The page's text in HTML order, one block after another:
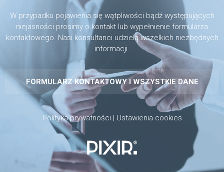
W przypadku pojawienia się wątpliwości bądź występujących
niejasności prosimy o kontakt lub wypełnienie formularza
kontaktowego. Nasi konsultanci udzielą wszelkich niezbędnych
informacji.
FORMULARZ KONTAKTOWY I WSZYSTKIE DANE
Polityka prywatności | Ustawienia cookies